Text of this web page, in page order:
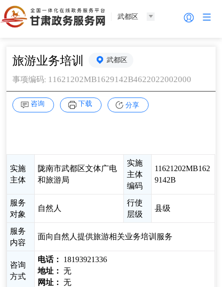
武都区
旅游业务培训 武都区
事项编码: 11621202MB1629142B4622022002000
咨询 下载 分享
实施
主体
陇南市武都区文体广电
和旅游局
实施
主体
编码
11621202MB162
9142B
服务
对象
自然人
行使
层级
县级
服务
内容
面向自然人提供旅游相关业务培训服务
咨询
方式
电话：
18193921336
地址： 无
网址： 无